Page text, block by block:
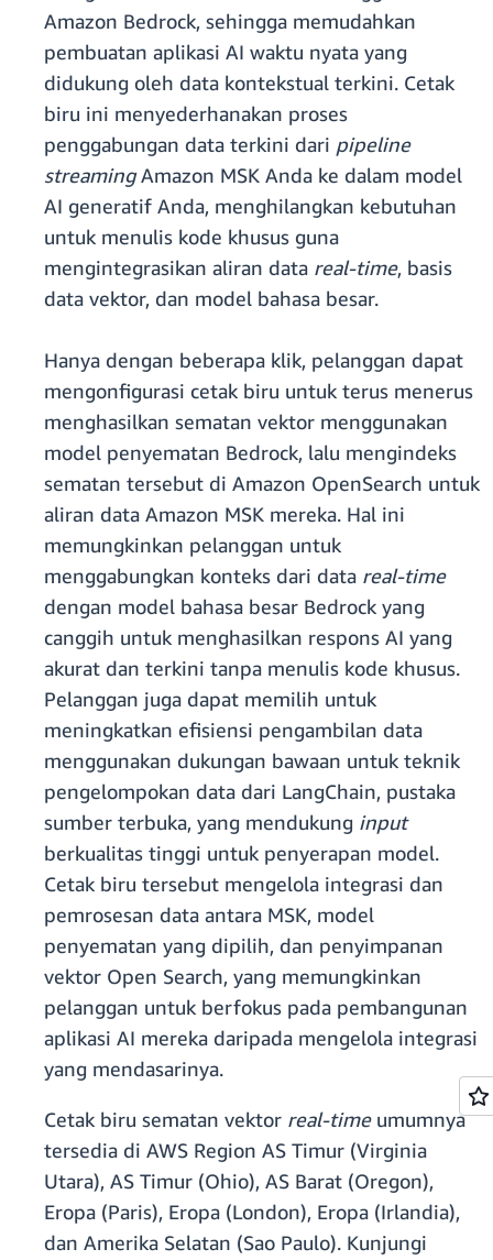
Amazon Bedrock, sehingga memudahkan
pembuatan aplikasi AI waktu nyata yang
didukung oleh data kontekstual terkini. Cetak
biru ini menyederhanakan proses
penggabungan data terkini dari pipeline
streamingAmazon MSK Anda ke dalam model
AI generatif Anda, menghilangkan kebutuhan
untuk menulis kode khusus guna
mengintegrasikan aliran data real-time, basis
data vektor, dan model bahasa besar.
Hanya dengan beberapa klik, pelanggan dapat
mengonfigurasi cetak biru untuk terus menerus
menghasilkan sematan vektor menggunakan
model penyematan Bedrock, lalu mengindeks
sematan tersebut di Amazon OpenSearch untuk
aliran data Amazon MSK mereka. Hal ini
memungkinkan pelanggan untuk
menggabungkan konteks dari data real-time
dengan model bahasa besar Bedrock yang
canggih untuk menghasilkan respons AI yang
akurat dan terkini tanpa menulis kode khusus.
Pelanggan juga dapat memilih untuk
meningkatkan efisiensi pengambilan data
menggunakan dukungan bawaan untuk teknik
pengelompokan data dari LangChain, pustaka
sumber terbuka, yang mendukung input
berkualitas tinggi untuk penyerapan model.
Cetak biru tersebut mengelola integrasi dan
pemrosesan data antara MSK, model
penyematan yang dipilih, dan penyimpanan
vektor Open Search, yang memungkinkan
pelanggan untuk berfokus pada pembangunan
aplikasi AI mereka daripada mengelola integrasi
yang mendasarinya.
Cetak biru sematan vektor real-timeumumnya
tersedia di AWS Region AS Timur (Virginia
Utara), AS Timur (Ohio), AS Barat (Oregon),
Eropa (Paris), Eropa (London), Eropa (Irlandia),
dan Amerika Selatan (Sao Paulo). Kunjungi